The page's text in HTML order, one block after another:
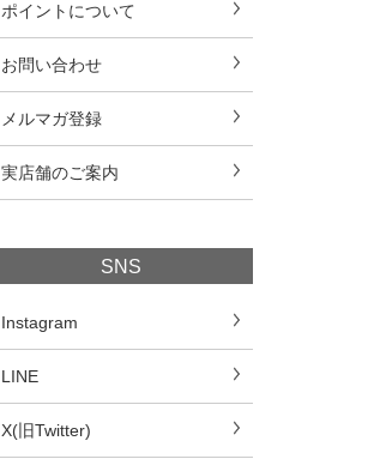
ポイントについて
お問い合わせ
メルマガ登録
実店舗のご案内
SNS
Instagram
LINE
X(旧Twitter)